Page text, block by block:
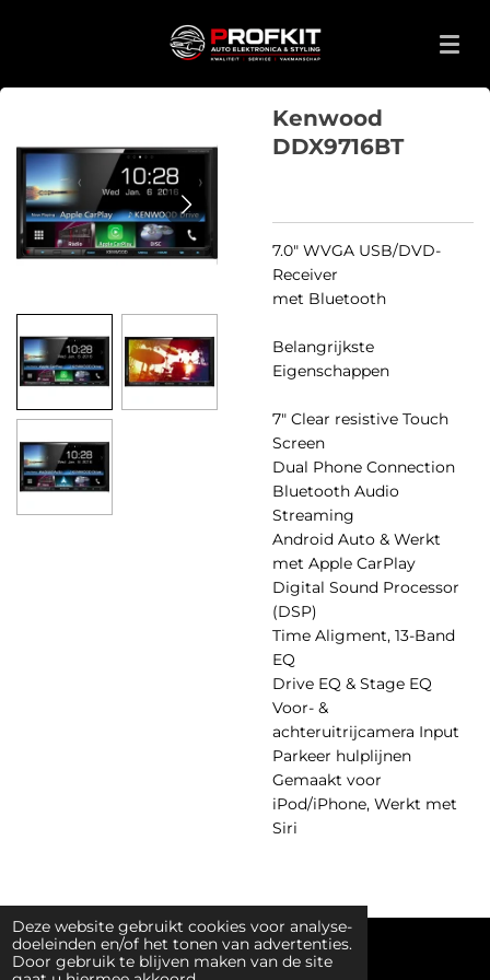
Deze website gebruikt cookies voor analyse-
doeleinden en/of het tonen van advertenties.
Door gebruik te blijven maken van de site
Kenwood
DDX9716BT
7.0" WVGA USB/DVD-
Receiver
met Bluetooth
Belangrijkste
Eigenschappen
7" Clear resistive Touch
Screen
Dual Phone Connection
Bluetooth Audio
Streaming
Android Auto & Werkt
met Apple CarPlay
Digital Sound Processor
(DSP)
Time Aligment, 13-Band
EQ
Drive EQ & Stage EQ
Voor- &
achteruitrijcamera Input
Parkeer hulplijnen
Gemaakt voor
iPod/iPhone, Werkt met
Siri
© 2019 - 2026 ProfKit